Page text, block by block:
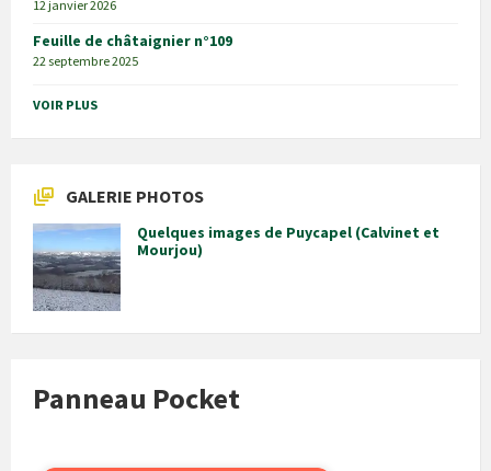
12 janvier 2026
Feuille de châtaignier n°109
22 septembre 2025
VOIR PLUS
GALERIE PHOTOS
Quelques images de Puycapel (Calvinet et
Mourjou)
Panneau Pocket